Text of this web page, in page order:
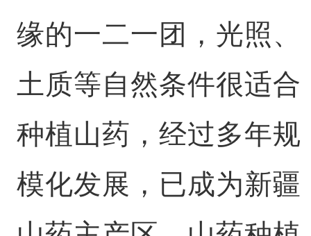
缘的一二一团，光照、
土质等自然条件很适合
种植山药，经过多年规
模化发展，已成为新疆